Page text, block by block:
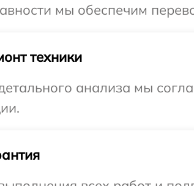
мы обеспечим
техники
анализа мы